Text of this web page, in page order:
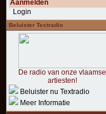
Aanmelden
Login
Beluister Textradio
De radio van onze vlaamse
artiesten!
Beluister nu Textradio
Meer Informatie